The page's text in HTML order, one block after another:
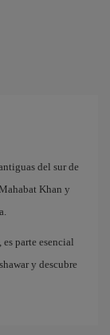
del sur de
Khan y
parte esencial
y descubre